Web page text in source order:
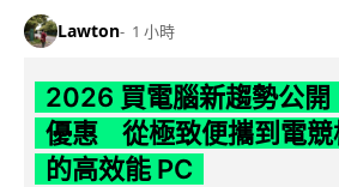
Lawton 1 小時
2026 買電腦新趨勢公開
優惠 從極致便攜到電競
的高效能 PC